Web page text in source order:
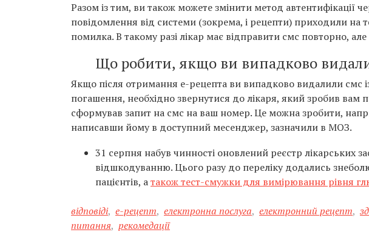
Разом із тим, ви також можете змінити метод автентифікації
повідомлення від системи (зокрема, і рецепти) приходили на
помилка. В такому разі лікар має відправити смс повторно, але
Що робити, якщо ви випадково
Якщо після отримання е-рецепта ви випадково видалили смс
погашення, необхідно звернутися до лікаря, який зробив вам
сформував запит на смс на ваш номер. Це можна зробити,
написавши йому в доступний месенджер, зазначили в МОЗ.
31 серпня набув чинності оновлений реєстр лікарських
відшкодуванню. Цього разу до переліку додались
пацієнтів, атакож тест-смужки для вимірювання рівня
відповіді, е-рецепт, електронна послуга, електронний рецепт,
питання, рекомедації